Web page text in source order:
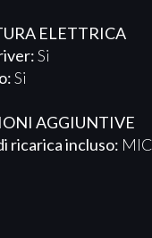
ELETTRICA
Si
Si
AGGIUNTIVE
ricarica incluso: